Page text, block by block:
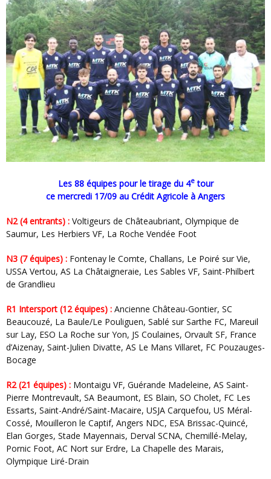
Les 88 équipes pour le tirage du 4etour
ce mercredi 17/09 au Crédit Agricole à Angers
N2 (4 entrants) : Voltigeurs de Châteaubriant, Olympique de
Saumur, Les Herbiers VF, La Roche Vendée Foot
N3 (7 équipes) : Fontenay le Comte, Challans, Le Poiré sur Vie,
USSA Vertou, AS La Châtaigneraie, Les Sables VF, Saint-Philbert
de Grandlieu
R1 Intersport (12 équipes) : Ancienne Château-Gontier, SC
Beaucouzé, La Baule/Le Pouliguen, Sablé sur Sarthe FC, Mareuil
sur Lay, ESO La Roche sur Yon, JS Coulaines, Orvault SF, France
d’Aizenay, Saint-Julien Divatte, AS Le Mans Villaret, FC Pouzauges-
Bocage
R2 (21 équipes) : Montaigu VF, Guérande Madeleine, AS Saint-
Pierre Montrevault, SA Beaumont, ES Blain, SO Cholet, FC Les
Essarts, Saint-André/Saint-Macaire, USJA Carquefou, US Méral-
Cossé, Mouilleron le Captif, Angers NDC, ESA Brissac-Quincé,
Elan Gorges, Stade Mayennais, Derval SCNA, Chemillé-Melay,
Pornic Foot, AC Nort sur Erdre, La Chapelle des Marais,
Olympique Liré-Drain